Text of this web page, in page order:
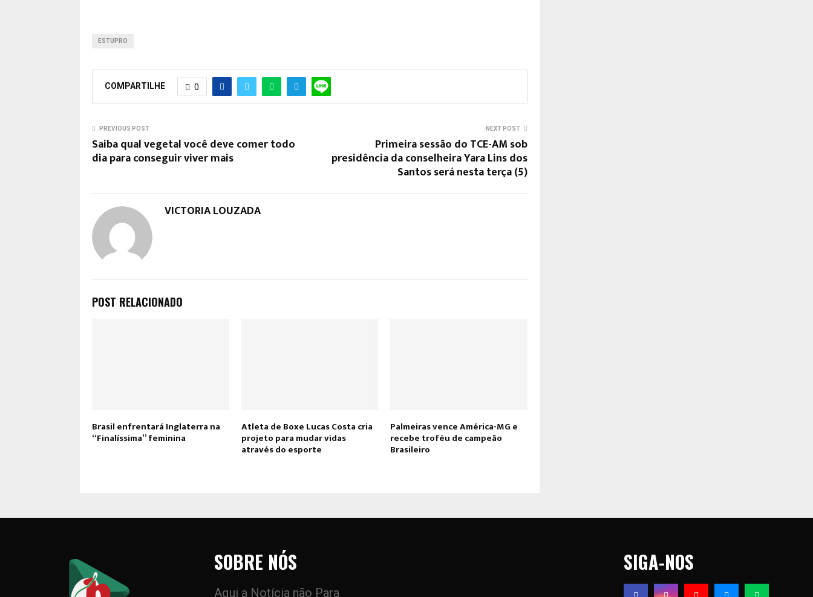
ESTUPRO
COMPARTILHE 0
PREVIOUS POST
Saiba qual vegetal você deve comer todo
dia para conseguir viver mais
NEXT POST
Primeira sessão do TCE-AM sob
presidência da conselheira Yara Lins dos
Santos será nesta terça (5)
VICTORIA LOUZADA
POST RELACIONADO
Brasil enfrentará Inglaterra na
“Finalíssima” feminina
Atleta de Boxe Lucas Costa cria
projeto para mudar vidas
através do esporte
Palmeiras vence América-MG e
recebe troféu de campeão
Brasileiro
SOBRE NÓS
Aqui a Notícia não Para
SIGA-NOS